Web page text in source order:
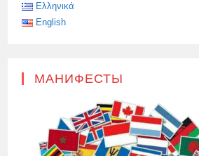
Ελληνικά
English
МАНИФЕСТЫ